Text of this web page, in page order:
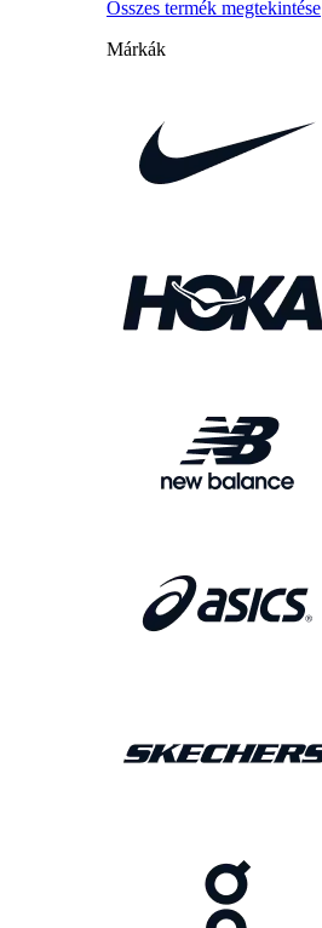
Összes termék megtekintése
Márkák